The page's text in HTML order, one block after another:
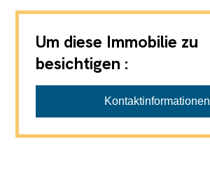
Um diese Immobilie zu
besichtigen :
Kontaktinformationen